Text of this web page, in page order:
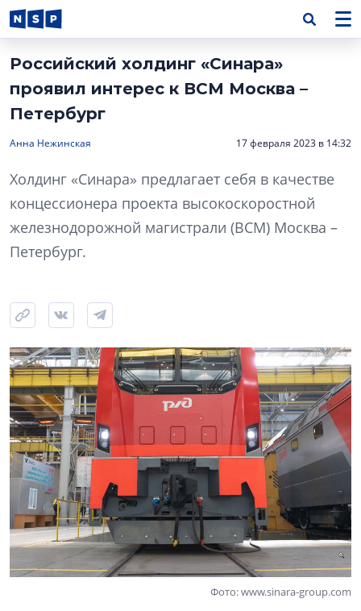
Российский холдинг «Синара»
проявил интерес к ВСМ Москва –
Петербург
Анна Нежинская 17 февраля 2023 в 14:32
Холдинг «Синара» предлагает себя в качестве
концессионера проекта высокоскоростной
железнодорожной магистрали (ВСМ) Москва –
Петербург.
Фото: www.sinara-group.com